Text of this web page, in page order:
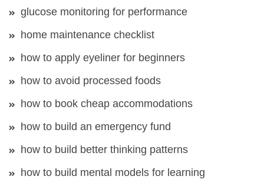
glucose monitoring for performance
home maintenance checklist
how to apply eyeliner for beginners
how to avoid processed foods
how to book cheap accommodations
how to build an emergency fund
how to build better thinking patterns
how to build mental models for learning